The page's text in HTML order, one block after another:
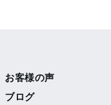
お客様の声
ブログ